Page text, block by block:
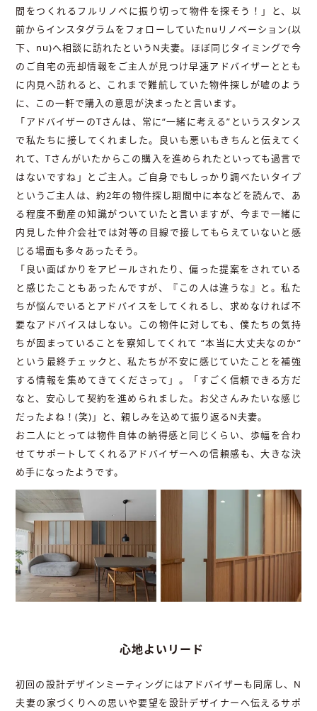
間をつくれるフルリノベに振り切って物件を探そう！」と、以
前からインスタグラムをフォローしていたnuリノベーション(以
下、nu)へ相談に訪れたというN夫妻。ほぼ同じタイミングで今
のご自宅の売却情報をご主人が見つけ早速アドバイザーととも
に内見へ訪れると、これまで難航していた物件探しが嘘のよう
に、この一軒で購入の意思が決まったと言います。
「アドバイザーのTさんは、常に“一緒に考える”というスタンス
で私たちに接してくれました。良いも悪いもきちんと伝えてく
れて、Tさんがいたからこの購入を進められたといっても過言で
はないですね」とご主人。ご自身でもしっかり調べたいタイプ
というご主人は、約2年の物件探し期間中に本などを読んで、あ
る程度不動産の知識がついていたと言いますが、今まで一緒に
内見した仲介会社では対等の目線で接してもらえていないと感
じる場面も多々あったそう。
「良い面ばかりをアピールされたり、偏った提案をされている
と感じたこともあったんですが、『この人は違うな』と。私た
ちが悩んでいるとアドバイスをしてくれるし、求めなければ不
要なアドバイスはしない。この物件に対しても、僕たちの気持
ちが固まっていることを察知してくれて “本当に大丈夫なのか”
という最終チェックと、私たちが不安に感じていたことを補強
する情報を集めてきてくださって」。「すごく信頼できる方だ
なと、安心して契約を進められました。お父さんみたいな感じ
だったよね！(笑)」と、親しみを込めて振り返るN夫妻。
お二人にとっては物件自体の納得感と同じくらい、歩幅を合わ
せてサポートしてくれるアドバイザーへの信頼感も、大きな決
め手になったようです。
心地よいリード
初回の設計デザインミーティングにはアドバイザーも同席し、N
夫妻の家づくりへの思いや要望を設計デザイナーへ伝えるサポ